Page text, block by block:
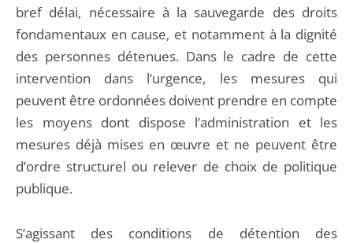
bref délai, nécessaire à la sauvegarde des droits
fondamentaux en cause, et notamment à la dignité
des personnes détenues. Dans le cadre de cette
intervention dans l’urgence, les mesures qui
peuvent être ordonnées doivent prendre en compte
les moyens dont dispose l’administration et les
mesures déjà mises en œuvre et ne peuvent être
d’ordre structurel ou relever de choix de politique
publique.
S’agissant des conditions de détention des